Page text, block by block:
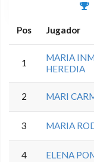
Pos Jugador
1
MARIA
HEREDIA
2 MARI
3 MARIA
4 ELENA